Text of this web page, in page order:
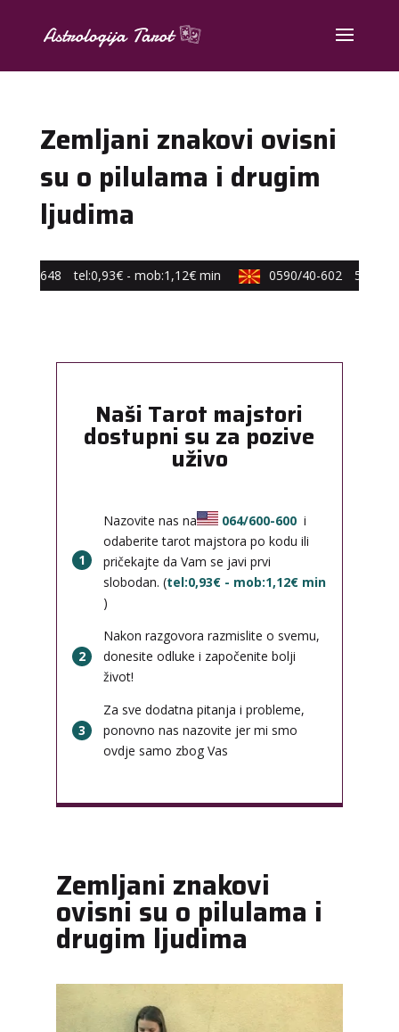
Zemljani znakovi ovisni
su o pilulama i drugim
ljudima
648-648 tel:0,93€ - mob:1,12€ min 0590/40-602 53,10
Naši Tarot majstori
dostupni su za pozive
uživo
1
Nazovite nas na 064/600-600 i
odaberite tarot majstora po kodu ili
pričekajte da Vam se javi prvi
slobodan. (tel:0,93€ - mob:1,12€ min
)
2
Nakon razgovora razmislite o svemu,
donesite odluke i započenite bolji
život!
3
Za sve dodatna pitanja i probleme,
ponovno nas nazovite jer mi smo
ovdje samo zbog Vas
Zemljani znakovi
ovisni su o pilulama i
drugim ljudima